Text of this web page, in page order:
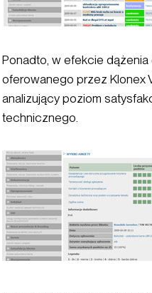
Ponadto, w efekcie
oferowanego przez Klonex
analizujący poziom
technicznego.